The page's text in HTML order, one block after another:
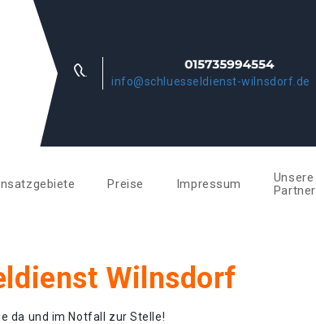
info@schluesseldienst-wilnsdorf.de
Preise Impressum
Unsere
Partner
Wilnsdorf
da und im Notfall zur Stelle!